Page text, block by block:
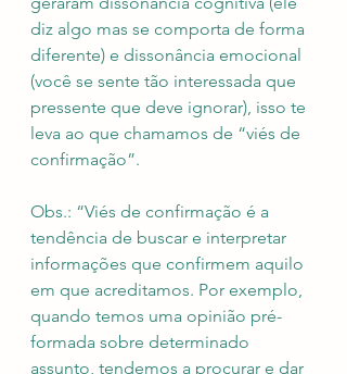
diz algo mas se comporta de forma
diferente) e dissonância emocional
(você se sente tão interessada que
pressente que deve ignorar), isso te
leva ao que chamamos de “viés de
confirmação”.
Obs.: “Viés de confirmação é a
tendência de buscar e interpretar
informações que confirmem aquilo
em que acreditamos. Por exemplo,
quando temos uma opinião pré-
formada sobre determinado
assunto, tendemos a procurar e dar